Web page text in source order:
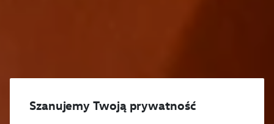
Szanujemy Twoją prywatność